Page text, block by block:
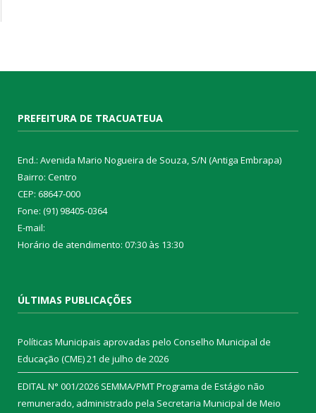
PREFEITURA DE TRACUATEUA
End.: Avenida Mario Nogueira de Souza, S/N (Antiga Embrapa)
Bairro: Centro
CEP: 68647-000
Fone: (91) 98405-0364
E-mail:
Horário de atendimento: 07:30 às 13:30
ÚLTIMAS PUBLICAÇÕES
Políticas Municipais aprovadas pelo Conselho Municipal de
Educação (CME)21 de julho de 2026
EDITAL N° 001/2026 SEMMA/PMT Programa de Estágio não
remunerado, administrado pela Secretaria Municipal de Meio